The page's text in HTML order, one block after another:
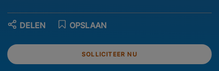
SOLLICITEER NU
OPSLAAN
DELEN